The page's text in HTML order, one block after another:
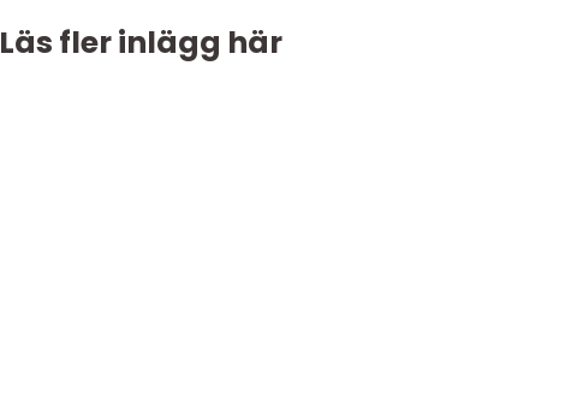
Läs fler inlägg här